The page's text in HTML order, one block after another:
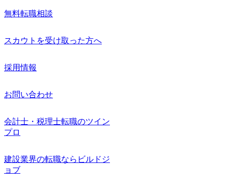
無料転職相談
スカウトを受け取った方へ
採用情報
お問い合わせ
会計士・税理士転職のツイン
プロ
建設業界の転職ならビルドジ
ョブ